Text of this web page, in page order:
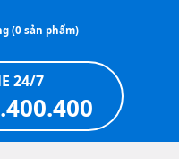
(0 sản phẩm)
24/7